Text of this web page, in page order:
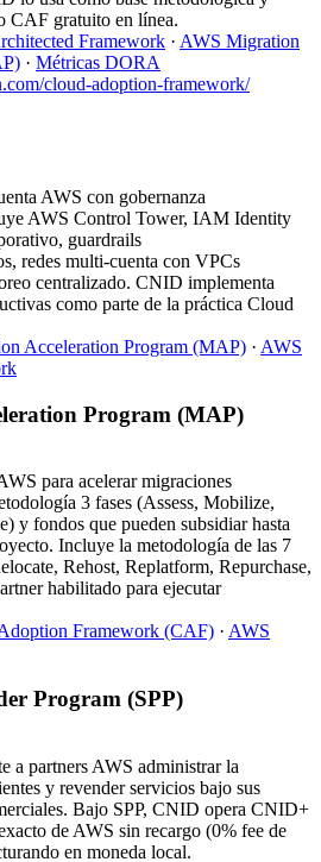
CAF gratuito en línea.
Framework · AWS Migration
· Métricas DORA
cloud-adoption-framework/
AWS con gobernanza
AWS Control Tower, IAM Identity
guardrails
redes multi-cuenta con VPCs
centralizado. CNID implementa
como parte de la práctica Cloud
Acceleration Program (MAP) · AWS
Program (MAP)
para acelerar migraciones
3 fases (Assess, Mobilize,
y fondos que pueden subsidiar hasta
Incluye la metodología de las 7
Rehost, Replatform, Repurchase,
habilitado para ejecutar
Framework (CAF) · AWS
Program (SPP)
a partners AWS administrar la
y revender servicios bajo sus
Bajo SPP, CNID opera CNID+
de AWS sin recargo (0% fee de
en moneda local.